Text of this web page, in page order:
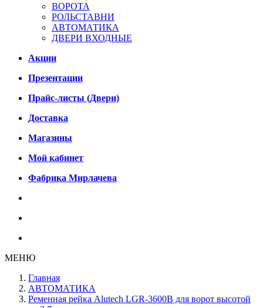
ВОРОТА
РОЛЬСТАВНИ
АВТОМАТИКА
ДВЕРИ ВХОДНЫЕ
Акции
Презентации
Прайс-листы (Двери)
Доставка
Магазины
Мой кабинет
Фабрика Мирлачева
МЕНЮ
Главная
АВТОМАТИКА
Ременная рейка Alutech LGR-3600В для ворот высотой